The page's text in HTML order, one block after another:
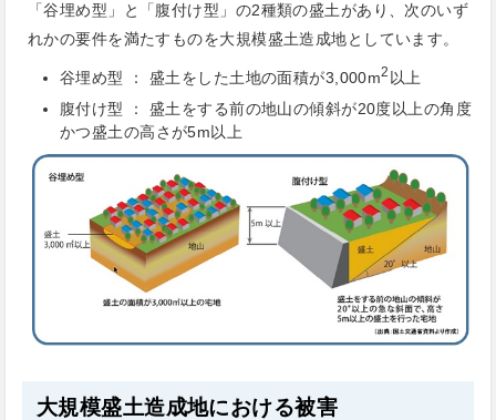
「谷埋め型」と「腹付け型」の2種類の盛土があり、次のいず
れかの要件を満たすものを大規模盛土造成地としています。
谷埋め型 ： 盛土をした土地の面積が3,000m2 以上
腹付け型 ： 盛土をする前の地山の傾斜が20度以上の角度
かつ盛土の高さが5m以上
大規模盛土造成地における被害